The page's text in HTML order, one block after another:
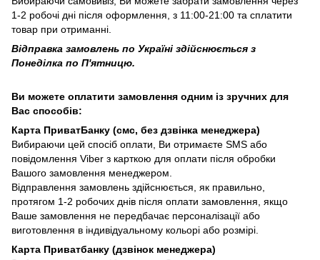
1-2 робочі дні після оформлення, з 11:00-21:00 та сплатити
товар при отриманні.
Відправка замовлень по Україні здійснюється з
Понеділка по П'ятницю.
Ви можете оплатити замовлення одним із зручних для
Вас способів:
Карта ПриватБанку (смс, без дзвінка менеджера)
Вибираючи цей спосіб оплати, Ви отримаєте SMS або
повідомлення Viber з карткою для оплати після обробки
Вашого замовлення менеджером.
Відправлення замовлень здійснюється, як правильно,
протягом 1-2 робочих днів після оплати замовлення, якщо
Ваше замовлення не передбачає персоналізації або
виготовлення в індивідуальному кольорі або розмірі.
Карта Приватбанку (дзвінок менеджера)